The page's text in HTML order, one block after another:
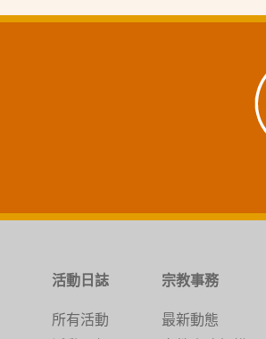
活動日誌
所有活動
宗教事務
最新動態